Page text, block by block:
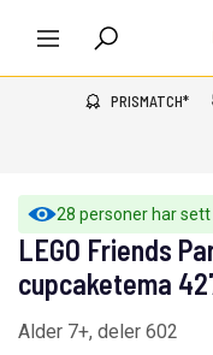
PRISMATCH*
28 personer har
LEGO Friends
cupcaketema
Alder 7+, deler 602